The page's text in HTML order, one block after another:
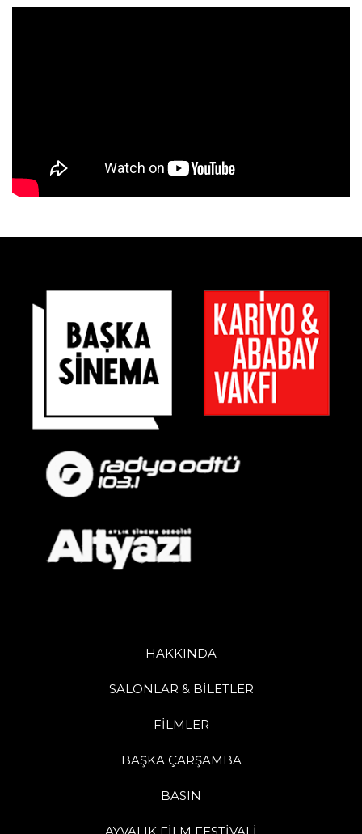
HAKKINDA
SALONLAR & BİLETLER
FİLMLER
BAŞKA ÇARŞAMBA
BASIN